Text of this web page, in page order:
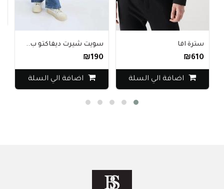
سترة افا
₪610
اضافة الي السلة
سويت شيرت ديفاكتو ب..
₪190
اضافة الي السلة